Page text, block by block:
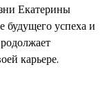
Екатерины
будущего успеха и
карьере.